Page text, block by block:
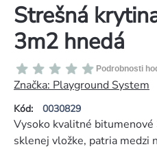
Strešná
3m2 hnedá
Kód: 0030829
Priemerné
hodnotenie
produktu
je
0,0
Podrobnosti
Značka: Playground System
Vysoko kvalitné
sklenej vložke, patria medzi